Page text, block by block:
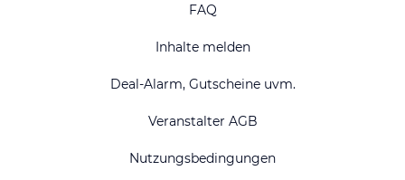
FAQ
Inhalte melden
Deal-Alarm, Gutscheine uvm.
Veranstalter AGB
Nutzungsbedingungen